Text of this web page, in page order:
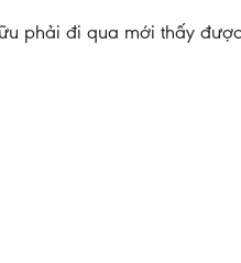
phải đi qua mới thấy